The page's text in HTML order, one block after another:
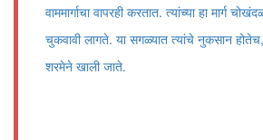
वाममार्गाचा वापरही करतात. त्यांच्या हा मार्ग
चुकवावी लागते. या सगळ्यात त्यांचे नुकसान होतेच,
शरमेने खाली जाते.